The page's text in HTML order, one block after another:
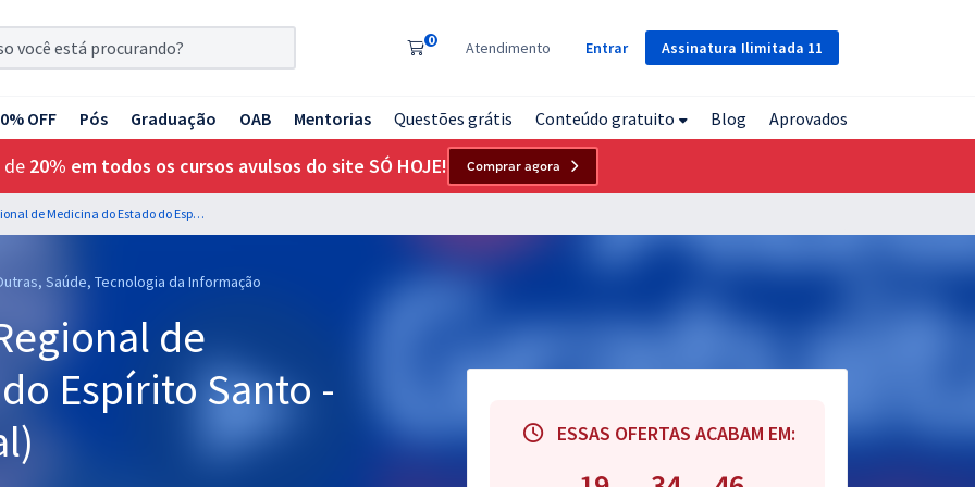
Assinatura Ilimitada 11
0 Atendimento Entrar
OFF Pós Graduação OAB Mentorias Questões grátis Conteúdo gratuito Blog Aprovados
de 20% em todos os cursos avulsos do site SÓ HOJE! Comprar agora
CRM ES - Conselho Regional de Medicina do Estado do Espírito Santo - Jornalista (Pré-edital)
Saúde, Tecnologia da Informação
de
Espírito Santo -
ESSAS OFERTAS ACABAM EM: